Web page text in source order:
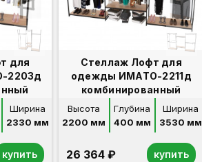
для
2203д
Ширина
2330 мм
купить
Стеллаж Лофт для
одежды ИМАТО-2211д
комбинированный
Высота
2200 мм
Глубина
400 мм
Ширина
3530 мм
26 364 ₽ купить